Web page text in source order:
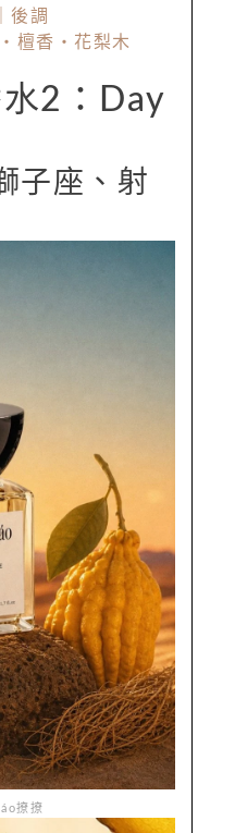
後調
檀香・花梨木
2：Day
子座、射
撩撩